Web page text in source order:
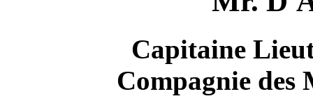
Capitaine
Compagnie des